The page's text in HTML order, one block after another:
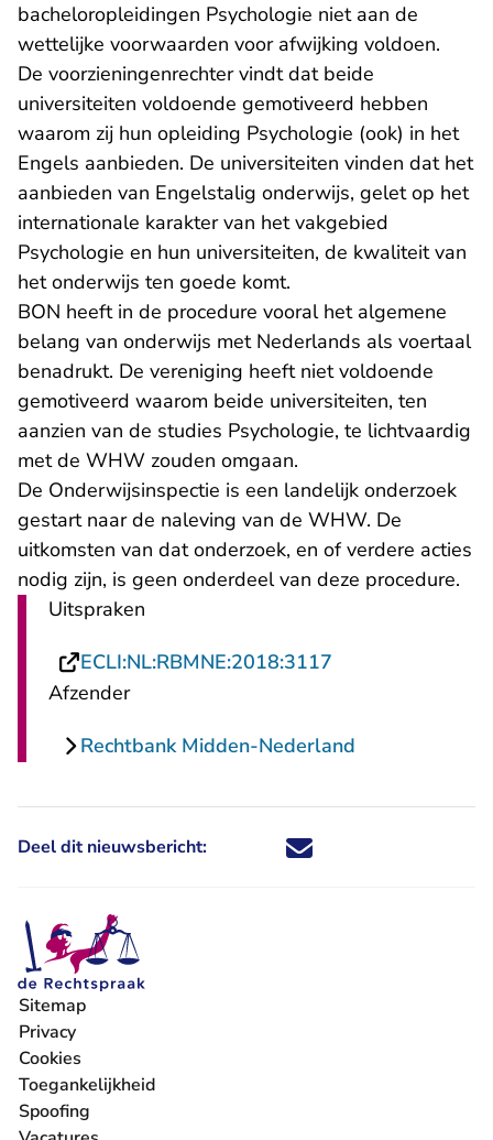
bacheloropleidingen Psychologie niet aan de
wettelijke voorwaarden voor afwijking voldoen.
De voorzieningenrechter vindt dat beide
universiteiten voldoende gemotiveerd hebben
waarom zij hun opleiding Psychologie (ook) in het
Engels aanbieden. De universiteiten vinden dat het
aanbieden van Engelstalig onderwijs, gelet op het
internationale karakter van het vakgebied
Psychologie en hun universiteiten, de kwaliteit van
het onderwijs ten goede komt.
BON heeft in de procedure vooral het algemene
belang van onderwijs met Nederlands als voertaal
benadrukt. De vereniging heeft niet voldoende
gemotiveerd waarom beide universiteiten, ten
aanzien van de studies Psychologie, te lichtvaardig
met de WHW zouden omgaan.
De Onderwijsinspectie is een landelijk onderzoek
gestart naar de naleving van de WHW. De
uitkomsten van dat onderzoek, en of verdere acties
nodig zijn, is geen onderdeel van deze procedure.
Uitspraken
ECLI:NL:RBMNE:2018:3117
Afzender
Rechtbank Midden-Nederland
Deel dit nieuwsbericht: Deel dit nieuwsbericht via X -
Deel dit nieuwsbericht via
Deel dit nieuwsbericht
Deel dit
Sitemap
Privacy
Cookies
Toegankelijkheid
Spoofing